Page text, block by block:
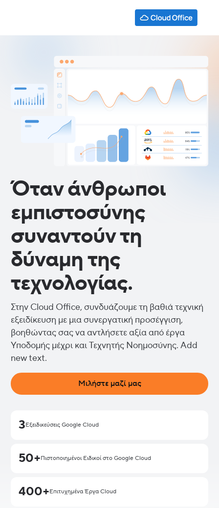
Όταν άνθρωποι
εμπιστοσύνης
συναντούν τη
δύναμη της
τεχνολογίας.
Στην Cloud Office, συνδυάζουμε τη βαθιά τεχνική
εξειδίκευση με μια συνεργατική προσέγγιση,
βοηθώντας σας να αντλήσετε αξία από έργα
Υποδομής μέχρι και Τεχνητής Νοημοσύνης. Add
new text.
Μιλήστε μαζί μας
3Εξειδικεύσεις Google Cloud
50+Πιστοποιημένοι Ειδικοί στο Google Cloud
400+Επιτυχημένα Έργα Cloud